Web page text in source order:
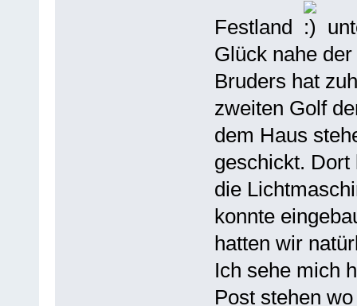
Festland
Glück nahe
Bruders hat
zweiten Golf
dem Haus
geschickt. Dort
die
konnte
hatten wir
Ich sehe mich
Post stehen